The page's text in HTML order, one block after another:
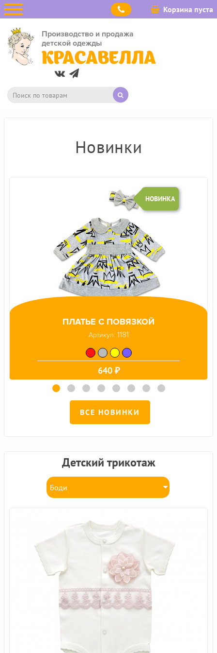
Производство и продажа
детской одежды
КРАСАВЕЛЛА
Корзина пуста
Новинки
НОВИНКА
ПЛАТЬЕ С ПОВЯЗКОЙ
Артикул: 1181
640 ₽
ВСЕ НОВИНКИ
Детский трикотаж
Боди
Коконы, Спальники
Комбинезоны, Песочники
Комплекты
Конверты, Одеяла
Костюмы
Кофточки, Рубашки